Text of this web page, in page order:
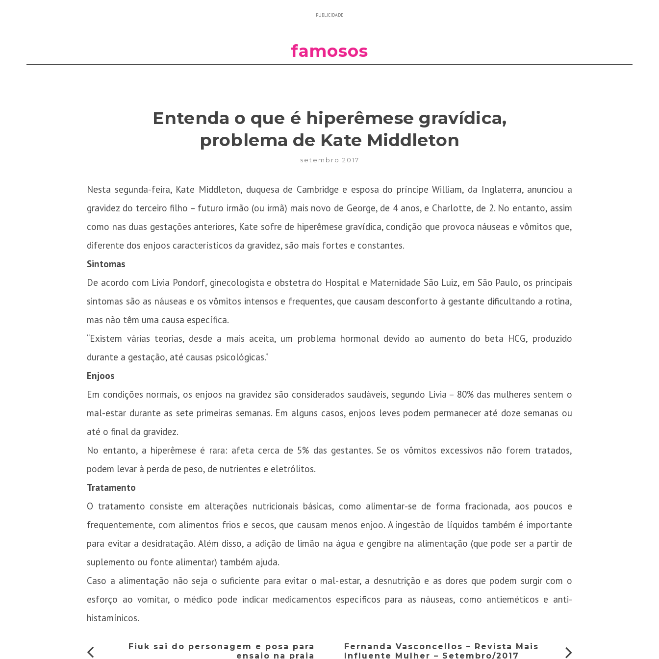
PUBLICIDADE
famosos
Entenda o que é hiperêmese gravídica,
problema de Kate Middleton
setembro 2017
Nesta segunda-feira, Kate Middleton, duquesa de Cambridge e esposa do príncipe William, da Inglaterra, anunciou a
gravidez do terceiro filho – futuro irmão (ou irmã) mais novo de George, de 4 anos, e Charlotte, de 2. No entanto, assim
como nas duas gestações anteriores, Kate sofre de hiperêmese gravídica, condição que provoca náuseas e vômitos que,
diferente dos enjoos característicos da gravidez, são mais fortes e constantes.
Sintomas
De acordo com Livia Pondorf, ginecologista e obstetra do Hospital e Maternidade São Luiz, em São Paulo, os principais
sintomas são as náuseas e os vômitos intensos e frequentes, que causam desconforto à gestante dificultando a rotina,
mas não têm uma causa específica.
“Existem várias teorias, desde a mais aceita, um problema hormonal devido ao aumento do beta HCG, produzido
durante a gestação, até causas psicológicas.”
Enjoos
Em condições normais, os enjoos na gravidez são considerados saudáveis, segundo Livia – 80% das mulheres sentem o
mal-estar durante as sete primeiras semanas. Em alguns casos, enjoos leves podem permanecer até doze semanas ou
até o final da gravidez.
No entanto, a hiperêmese é rara: afeta cerca de 5% das gestantes. Se os vômitos excessivos não forem tratados,
podem levar à perda de peso, de nutrientes e eletrólitos.
Tratamento
O tratamento consiste em alterações nutricionais básicas, como alimentar-se de forma fracionada, aos poucos e
frequentemente, com alimentos frios e secos, que causam menos enjoo. A ingestão de líquidos também é importante
para evitar a desidratação. Além disso, a adição de limão na água e gengibre na alimentação (que pode ser a partir de
suplemento ou fonte alimentar) também ajuda.
Caso a alimentação não seja o suficiente para evitar o mal-estar, a desnutrição e as dores que podem surgir com o
esforço ao vomitar, o médico pode indicar medicamentos específicos para as náuseas, como antieméticos e anti-
histamínicos.
Fiuk sai do personagem e posa para
ensaio na praia
Fernanda Vasconcellos – Revista Mais
Influente Mulher – Setembro/2017